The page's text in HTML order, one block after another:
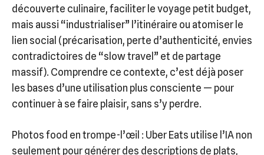
découverte culinaire, faciliter le voyage petit budget,
mais aussi “industrialiser” l’itinéraire ou atomiser le
lien social (précarisation, perte d’authenticité, envies
contradictoires de “slow travel” et de partage
massif). Comprendre ce contexte, c’est déjà poser
les bases d’une utilisation plus consciente — pour
continuer à se faire plaisir, sans s’y perdre.
Photos food en trompe-l’œil : Uber Eats utilise l’IA non
seulement pour générer des descriptions de plats,